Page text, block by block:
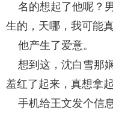
名的想起了他呢？
生的，天哪，我可能
他产生了爱意。
想到这，沈白雪那
羞红了起来，真想拿起
手机给王文发个信